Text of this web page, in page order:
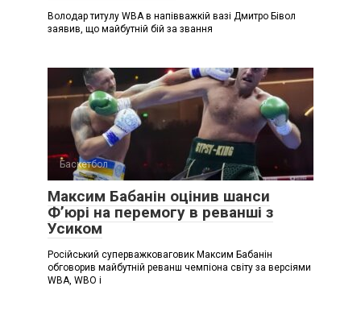
Володар титулу WBA в напівважкій вазі Дмитро Бівол
заявив, що майбутній бій за звання
Баскетбол
Максим Бабанін оцінив шанси
Ф’юрі на перемогу в реванші з
Усиком
Російський суперважковаговик Максим Бабанін
обговорив майбутній реванш чемпіона світу за версіями
WBA, WBO і